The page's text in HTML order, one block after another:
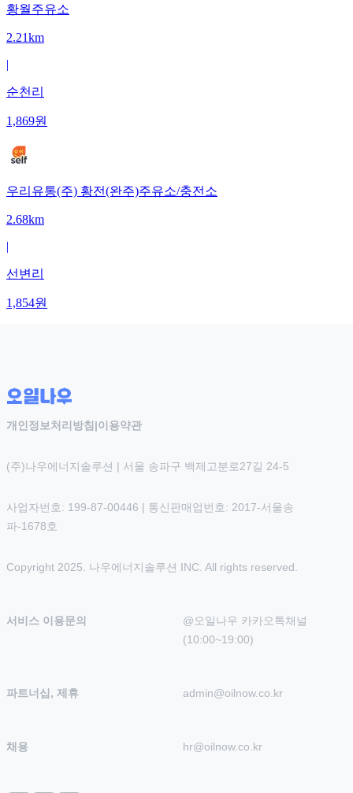
황월주유소
2.21km
|
순천리
1,869원
우리유통(주) 황전(완주)주유소/충전소
2.68km
|
선변리
1,854원
개인정보처리방침 |이용약관
(주)나우에너지솔루션 | 서울 송파구 백제고분로27길 24-5
사업자번호: 199-87-00446 | 통신판매업번호: 2017-서울송
파-1678호
Copyright 2025. 나우에너지솔루션 INC. All rights reserved.
서비스 이용문의
@오일나우 카카오톡채널
(10:00~19:00)
파트너십, 제휴 admin@oilnow.co.kr
채용 hr@oilnow.co.kr